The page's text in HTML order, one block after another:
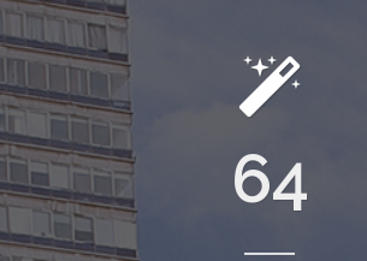
64